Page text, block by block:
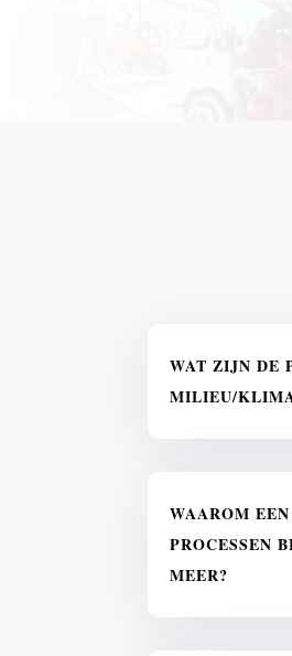
WAT ZIJN DE
MILIEU/
WAAROM
PROCESSEN
MEER?